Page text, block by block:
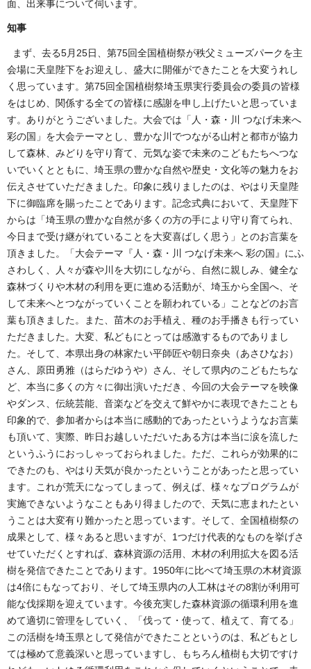
面、出来事について伺います。
知事
まず、去る5月25日、第75回全国植樹祭が秩父ミューズパークを主
会場に天皇陛下をお迎えし、盛大に開催ができたことを大変うれし
く思っています。第75回全国植樹祭埼玉県実行委員会の委員の皆様
をはじめ、関係する全ての皆様に感謝を申し上げたいと思っていま
す。ありがとうございました。大会では「人・森・川 つなげ未来へ
彩の国」を大会テーマとし、豊かな川でつながる山村と都市が協力
して森林、みどりを守り育て、元気な姿で未来のこどもたちへつな
いでいくとともに、埼玉県の豊かな自然や歴史・文化等の魅力をお
伝えさせていただきました。印象に残りましたのは、やはり天皇陛
下に御臨席を賜ったことであります。記念式典において、天皇陛下
からは「埼玉県の豊かな自然が多くの方の手により守り育てられ、
今日まで受け継がれていることを大変喜ばしく思う」とのお言葉を
頂きました。「大会テーマ『人・森・川 つなげ未来へ 彩の国』にふ
さわしく、人々が森や川を大切にしながら、自然に親しみ、健全な
森林づくりや木材の利用を更に進める活動が、埼玉から全国へ、そ
して未来へとつながっていくことを願われている」ことなどのお言
葉も頂きました。また、苗木のお手植え、種のお手播きも行ってい
ただきました。大変、私どもにとっては感激するものでありまし
た。そして、本県出身の林家たい平師匠や朝日奈央（あさひなお）
さん、原田勇雅（はらだゆうや）さん、そして県内のこどもたちな
ど、本当に多くの方々に御出演いただき、今回の大会テーマを映像
やダンス、伝統芸能、音楽などを交えて鮮やかに表現できたことも
印象的で、参加者からは本当に感動的であったというようなお言葉
も頂いて、実際、昨日お越しいただいたある方は本当に涙を流した
というふうにおっしゃっておられました。ただ、これらが効果的に
できたのも、やはり天気が良かったということがあったと思ってい
ます。これが荒天になってしまって、例えば、様々なプログラムが
実施できないようなこともあり得ましたので、天気に恵まれたとい
うことは大変有り難かったと思っています。そして、全国植樹祭の
成果として、様々あると思いますが、1つだけ代表的なものを挙げさ
せていただくとすれば、森林資源の活用、木材の利用拡大を図る活
樹を発信できたことであります。1950年に比べて埼玉県の木材資源
は4倍にもなっており、そして埼玉県内の人工林はその8割が利用可
能な伐採期を迎えています。今後充実した森林資源の循環利用を進
めて適切に管理をしていく、「伐って・使って、植えて、育てる」
この活樹を埼玉県として発信ができたことというのは、私どもとし
ては極めて意義深いと思っていますし、もちろん植樹も大切ですけ